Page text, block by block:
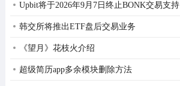
Upbit将于2026年9月7日终止BONK交易支持
韩交所将推出ETF盘后交易业务
《望月》花枝火介绍
超级简历app多余模块删除方法